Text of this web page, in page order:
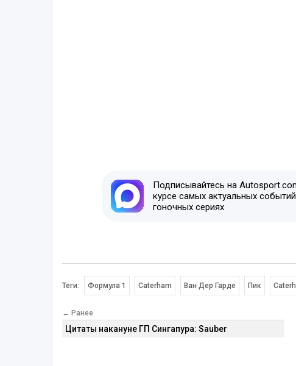
Подписывайтесь на
курсе самых актуальных
гоночных сериях
Теги: Формула 1 Саterham Ван Дер Гарде Пик
← Ранее
Цитаты накануне ГП Сингапура: Sauber